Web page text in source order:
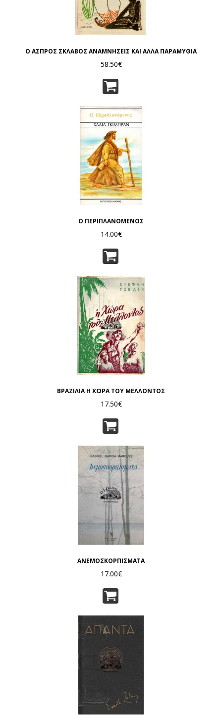
Ο ΑΣΠΡΟΣ ΣΚΛΑΒΟΣ ΑΝΑΜΝΗΣΕΙΣ ΚΑΙ ΑΛΛΑ ΠΑΡΑΜΥΘΙΑ
58.50€
Ο ΠΕΡΙΠΛΑΝΟΜΕΝΟΣ
14.00€
ΒΡΑΖΙΛΙΑ Η ΧΩΡΑ ΤΟΥ ΜΕΛΛΟΝΤΟΣ
17.50€
ΑΝΕΜΟΣΚΟΡΠΙΣΜΑΤΑ
17.00€